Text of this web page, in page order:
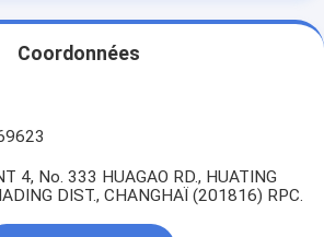
Coordonnées
4, No. 333 HUAGAO RD., HUATING
DIST., CHANGHAÏ (201816) RPC.